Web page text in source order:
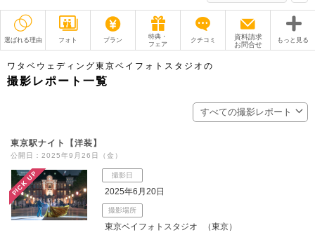
選ばれる理由 フォト プラン
特典・
フェア
クチコミ
資料請求
お問合せ
もっと見る
撮影レポート フォトグラファー
ブログ
アクセス/TEL
こだわりポイント
ワタベウェディング東京ベイフォトスタジオの
撮影レポート一覧
すべての撮影レポート
東京駅ナイト【洋装】
公開日：2025年9月26日（金）
PICK UP 撮影日
2025年6月20日
撮影場所
東京ベイフォトスタジオ （東京）